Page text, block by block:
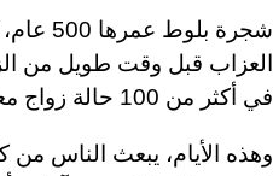
شجرة
العزاب قبل وقت طويل من
في أكثر من 100 حالة زواج معروفة بين الناس.
وهذه الأيام، يبعث الناس من